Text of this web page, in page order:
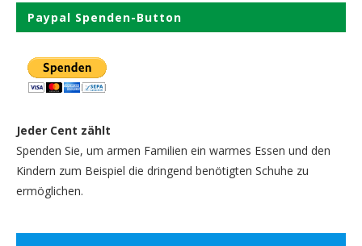
Paypal Spenden-Button
Jeder Cent zählt
Spenden Sie, um armen Familien ein warmes Essen und den
Kindern zum Beispiel die dringend benötigten Schuhe zu
ermöglichen.